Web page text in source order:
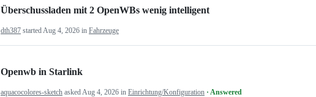
Überschussladen mit 2 OpenWBs wenig intelligent
dth387 started Aug 4, 2026 in Fahrzeuge
Openwb in Starlink
aquacocolores-sketch askedAug 4, 2026 in Einrichtung/Konfiguration · Answered